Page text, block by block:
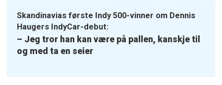
Skandinavias første Indy 500-vinner om Dennis
Haugers IndyCar-debut:
– Jeg tror han kan være på pallen, kanskje til
og med ta en seier